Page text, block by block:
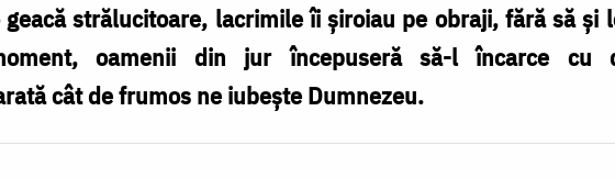
strălucitoare, lacrimile îi şiroiau pe obraji, fără să şi
oamenii din jur începuseră să-l încarce cu
cât de frumos ne iubește Dumnezeu.